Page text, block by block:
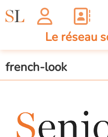
Le réseau
french-look